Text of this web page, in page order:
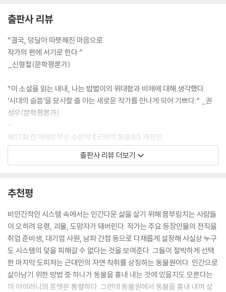
리고 나라는 난파선을 사정없이 흔들고 있는 바람뿐이었다. --- p.134
남의 돈은 그냥 벌 수 있는 게 아니다. 먹고살기 위해서는 목숨을 걸어야 한
다. 바나나 따위나 먹으며 가슴 몇 번 치는 걸로 남의 돈 벌면서 먹고살 수
있지 않을까, 생각한 내가 어쩌면 너무 안이했는지도 모른다. --- p.157
매운 건 마늘이 아니다. 눈물을 흘리는 것도 마늘 때문이 아니다. 사는 게
맵다. 매우니까 눈물이 난다. 한때는 나도 마늘을 까면서 눈물을 흘린 적이
있다. 그래서 안다. 마늘보다 사는 게 백배쯤 맵다는 걸. 그리고 마늘을 깐
다는 게 사람을 얼마나 외롭고 쓸쓸하게 만드는지도. --- p.167
“남을 속이면 사기꾼이 되지만, 자기를 속이면 9급 공무원이 되는 거야.”
--- p.187
동물원에 있으면 사람답게 살 수 있어. 사람이 아니니까 사람 구실 같은 건
안 해도 돼. 솔직히 이 나라에서 사람 구실 하면서 사람답게 사는 인간이 몇
이나 되겠냐고. 난 거의 없다고 봐. 하지만 동물원은 달라. 사람 구실은 못
하지만 사람답게 살 수 있는 곳이 동물원이야. 웃기지? 내가 그랬잖아. 사
는 게 코미디라고. 자, 한잔해. 어때, 여기 죽여주지? --- p.225~226
“사는 게 참 그렇습니다. 바쁘게 살다 보면 내가 누구인지, 왜 사는지, 나는
과연 어디서 와서 어디로 가는지, 사람이라면 누구나 가져야 할 이런 문제
들을 등한시하게 되는 경우가 많습니다. 안 그렇습니까?” --- p.240
‘엠파이어스테이트빌딩’에 올라 고릴라 흉내를 낸다. 고릴라는 성과급을
받으려면 “엠파이어스테이트빌딩” 꼭대기의 버저를 눌러야 한다. 반달가
슴곰은 공을 터뜨려야 하고, 아프리카코뿔소는 머리로 기둥을 들이받아야
한다. 그들의 유일한 안식처는, 동물원 일이 끝난 사람들이 소주에 안주를
이 나타나 한때 동물원에서 일하다 외국으로 떠난 사람들 이야기를 들려주
며, 그들이 지상낙원에서 행복을 누리고 있다고 귀띔한다. 그는 영수 일행
에게 해외 도피를 도와주겠다고 하는데…….
출판사 리뷰
“결국, 덩달아 따뜻해진 마음으로
작가의 편에 서기로 한다.”
_신형철(문학평론가)
“이 소설을 읽는 내내, 나는 밥벌이의 위대함과 비애에 대해 생각했다.
‘시대의 슬픔’을 묘사할 줄 아는 새로운 작가를 만나게 되어 기쁘다.” _권
성우(문학평론가)
-
제17회 한겨레문학상 수상작 《굿바이 동물원》 개정판
-
《굿바이 동물원》은 처절한 경쟁 사회에서 밀려난 주인공 김영수가 먹고살
기 위해 동물원의 고릴라로 취직해 ‘진짜 고릴라’를 흉내 내며 살아가는 이
야기다. 회사에서 부당하게 해고됐지만, 화장실에 빈칸이 없어 마음껏 울
지 못하고 눈만 벌게졌던 그는 한때 부업으로 마늘을 깠다. 그를 딱하게 여
긴 부업 브로커 돼지엄마의 소개로 직장을 얻는데, 웬걸 고릴라 탈을 쓰라
는 얘길 듣는다. 영수는 고릴라사에서 일하는 앤 대리, 조풍년 과장, 대장
만딩고를 만나 그들의 기구한 사연을 하나씩 듣게 된다. 사람답게 살고 싶
출판사 리뷰 더보기
추천평
비인간적인 시스템 속에서는 인간다운 삶을 살기 위해 몸부림치는 사람들
이 오히려 유령, 괴물, 도망자가 돼버린다. 작가는 주요 등장인물의 전직을
취업 준비생, 대기업 사원, 남파 간첩 등으로 다채롭게 설정해 사실상 누구
도 시스템의 덫을 피해갈 수 없다는 것을 보여준다. 그들이 절박하게 선택
한 마지막 도피처는 근대인의 자연 착취를 상징하는 동물원이다. 인간으로
살아남기 위한 방법 중 하나가 동물을 흉내 내는 것에 있을지도 모른다는
이 아이러니의 포맷은 통렬하다. 그런데 동물원에서 동물을 흉내 내며 살